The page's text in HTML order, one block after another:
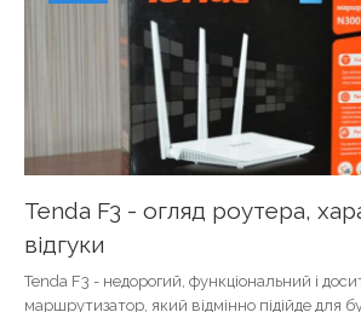
Tenda F3 - огляд роутера,
відгуки
Tenda F3 - недорогий, функціональний і
маршрутизатор, який відмінно підійде для